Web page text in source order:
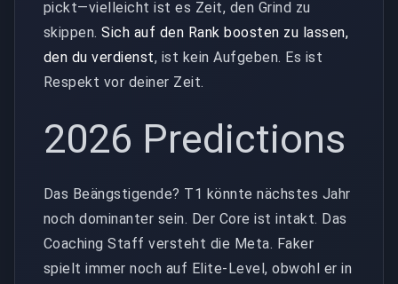
pickt—vielleicht ist es Zeit, den Grind zu
skippen.Sich auf den Rank boosten zu lassen,
den du verdienst, ist kein Aufgeben. Es ist
Respekt vor deiner Zeit.
2026 Predictions
Das Beängstigende? T1 könnte nächstes Jahr
noch dominanter sein. Der Core ist intakt. Das
Coaching Staff versteht die Meta. Faker
spielt immer noch auf Elite-Level, obwohl er in